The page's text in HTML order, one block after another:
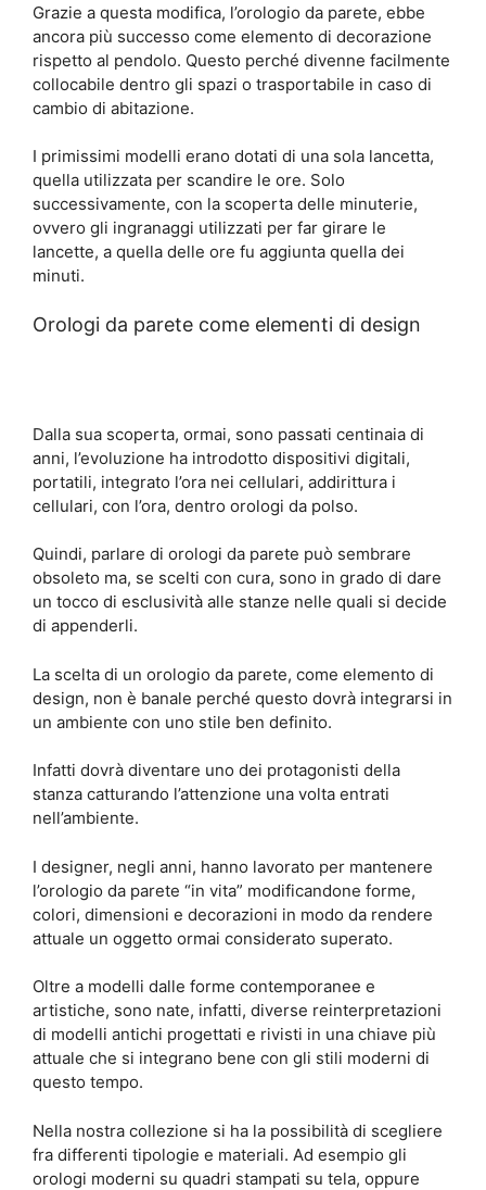
Grazie a questa modifica, l’orologio da parete, ebbe
ancora più successo come elemento di decorazione
rispetto al pendolo. Questo perché divenne facilmente
collocabile dentro gli spazi o trasportabile in caso di
cambio di abitazione.
I primissimi modelli erano dotati di una sola lancetta,
quella utilizzata per scandire le ore. Solo
successivamente, con la scoperta delle minuterie,
ovvero gli ingranaggi utilizzati per far girare le
lancette, a quella delle ore fu aggiunta quella dei
minuti.
Orologi da parete come elementi di design
Dalla sua scoperta, ormai, sono passati centinaia di
anni, l’evoluzione ha introdotto dispositivi digitali,
portatili, integrato l’ora nei cellulari, addirittura i
cellulari, con l’ora, dentro orologi da polso.
Quindi, parlare di orologi da parete può sembrare
obsoleto ma, se scelti con cura, sono in grado di dare
un tocco di esclusività alle stanze nelle quali si decide
di appenderli.
La scelta di un orologio da parete, come elemento di
design, non è banale perché questo dovrà integrarsi in
un ambiente con uno stile ben definito.
Infatti dovrà diventare uno dei protagonisti della
stanza catturando l’attenzione una volta entrati
nell’ambiente.
I designer, negli anni, hanno lavorato per mantenere
l’orologio da parete “in vita” modificandone forme,
colori, dimensioni e decorazioni in modo da rendere
attuale un oggetto ormai considerato superato.
Oltre a modelli dalle forme contemporanee e
artistiche, sono nate, infatti, diverse reinterpretazioni
di modelli antichi progettati e rivisti in una chiave più
attuale che si integrano bene con gli stili moderni di
questo tempo.
Nella nostra collezione si ha la possibilità di scegliere
fra differenti tipologie e materiali. Ad esempio gli
orologi moderni su quadri stampati su tela, oppure